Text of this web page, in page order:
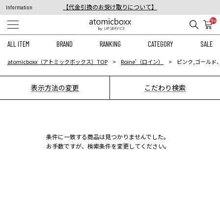
Information
【代金引換のお受け取りについて】
税込11,000円以上のご注文で送料無料！
9+
ALL ITEM BRAND RANKING CATEGORY SALE
atomicboxx（アトミックボックス）TOP Roine'（ロイン） ピンク,ゴールド
表示方法の変更 こだわり検索
条件に一致する商品は見つかりませんでした。
お手数ですが、検索条件を変更してください。